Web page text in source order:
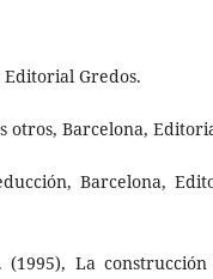
Gredos.
otros, Barcelona,
Barcelona,
(1995), La